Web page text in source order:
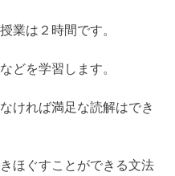
業は２時間です。
どを学習します。
ければ満足な読解はでき
ほぐすことができる文法